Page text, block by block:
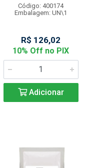
Código: 400174
Embalagem: UN\1
R$ 126,02
10% Off no PIX
Adicionar